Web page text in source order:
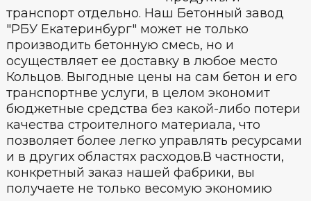
транспорт отдельно. Наш Бетонный завод
"РБУ Екатеринбург" может не только
производить бетонную смесь, но и
осуществляет ее доставку в любое место
Кольцов. Выгодные цены на сам бетон и его
транспортнве услуги, в целом экономит
бюджетные средства без какой-либо потери
качества строителного материала, что
позволяет более легко управлять ресурсами
и в других областях расходов.В частности,
конкретный заказ нашей фабрики, вы
получаете не только весомую экономию